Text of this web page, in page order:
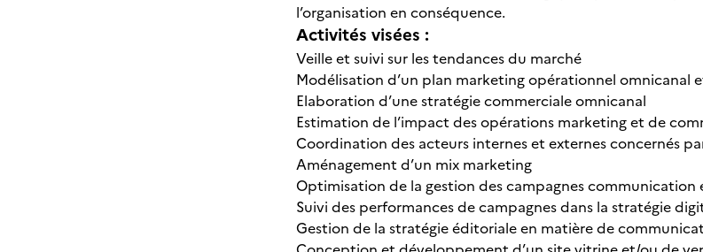
l’organisation en conséquence.
Activités visées :
Veille et suivi sur les tendances du marché
Modélisation d’un plan marketing opérationnel omnicanal
Elaboration d’une stratégie commerciale omnicanal
Estimation de l’impact des opérations marketing et de
Coordination des acteurs internes et externes concernés
Aménagement d’un mix marketing
Optimisation de la gestion des campagnes communication
Suivi des performances de campagnes dans la stratégie
Gestion de la stratégie éditoriale en matière de